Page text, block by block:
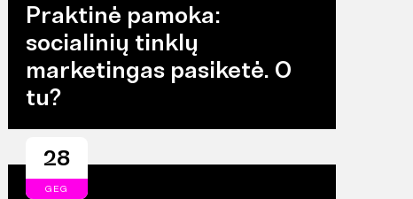
Praktinė pamoka:
socialinių tinklų
marketingas pasiketė. O
tu?
28
GEG